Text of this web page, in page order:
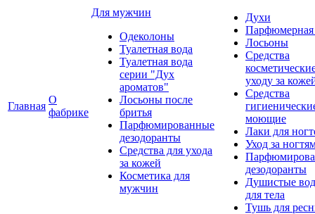
Главная
О
фабрике
Для мужчин
Одеколоны
Туалетная вода
Туалетная вода
серии "Дух
ароматов"
Лосьоны после
бритья
Парфюмированные
дезодоранты
Средства для ухода
за кожей
Косметика для
мужчин
Духи
Парфюмерная
Лосьоны
Средства
уходу за
Средства
моющие
Лаки для
Уход за
дезодоранты
Душистые
для тела
Тушь для